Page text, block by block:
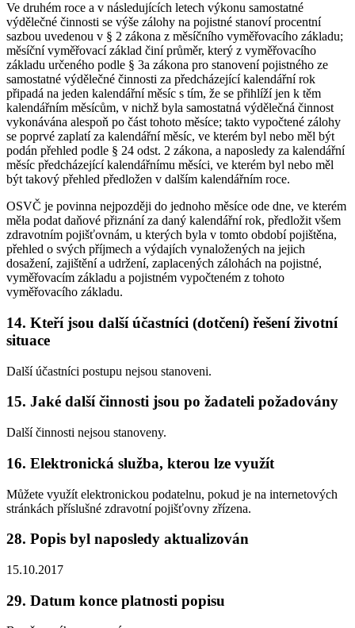
Ve druhém roce a v následujících letech výkonu samostatné
výdělečné činnosti se výše zálohy na pojistné stanoví procentní
sazbou uvedenou v § 2 zákona z měsíčního vyměřovacího základu;
měsíční vyměřovací základ činí průměr, který z vyměřovacího
základu určeného podle § 3a zákona pro stanovení pojistného ze
samostatné výdělečné činnosti za předcházející kalendářní rok
připadá na jeden kalendářní měsíc s tím, že se přihlíží jen k těm
kalendářním měsícům, v nichž byla samostatná výdělečná činnost
vykonávána alespoň po část tohoto měsíce; takto vypočtené zálohy
se poprvé zaplatí za kalendářní měsíc, ve kterém byl nebo měl být
podán přehled podle § 24 odst. 2 zákona, a naposledy za kalendářní
měsíc předcházející kalendářnímu měsíci, ve kterém byl nebo měl
být takový přehled předložen v dalším kalendářním roce.
OSVČ je povinna nejpozději do jednoho měsíce ode dne, ve kterém
měla podat daňové přiznání za daný kalendářní rok, předložit všem
zdravotním pojišťovnám, u kterých byla v tomto období pojištěna,
přehled o svých příjmech a výdajích vynaložených na jejich
dosažení, zajištění a udržení, zaplacených zálohách na pojistné,
vyměřovacím základu a pojistném vypočteném z tohoto
vyměřovacího základu.
14. Kteří jsou další účastníci (dotčení) řešení životní
situace
Další účastníci postupu nejsou stanoveni.
15. Jaké další činnosti jsou po žadateli požadovány
Další činnosti nejsou stanoveny.
16. Elektronická služba, kterou lze využít
Můžete využít elektronickou podatelnu, pokud je na internetových
stránkách příslušné zdravotní pojišťovny zřízena.
28. Popis byl naposledy aktualizován
15.10.2017
29. Datum konce platnosti popisu